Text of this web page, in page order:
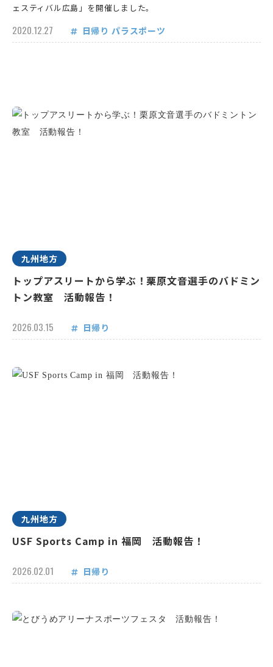
ェスティバル広島」を開催しました。
2020.12.27 日帰り パラスポーツ
九州地方
トップアスリートから学ぶ！栗原文音選手のバドミン
トン教室 活動報告！
2026.03.15 日帰り
九州地方
USF Sports Camp in 福岡 活動報告！
2026.02.01 日帰り